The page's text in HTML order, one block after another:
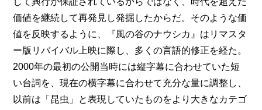
価値を継続して再発見し発掘したからだ。そのような価
値を反映するように、『風の谷のナウシカ』はリマスタ
ー版リバイバル上映に際し、多くの言語的修正を経た。
2000年の最初の公開当時には縦字幕に合わせていた短
い台詞を、現在の横字幕に合わせて充分な量に調整し、
以前は「昆虫」と表現していたものをより大きなカテゴ